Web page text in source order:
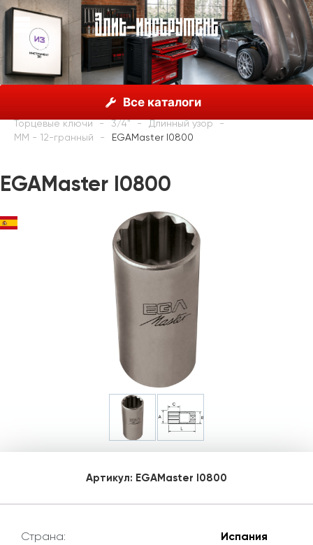
Все каталоги
EGAMaster
Inox (нержавеющая сталь) инструменты
Торцевые ключи
3/4"
Длинный узор
MM - 12-гранный
EGAMaster I0800
EGAMaster I0800
Артикул: EGAMaster I0800
Страна: Испания